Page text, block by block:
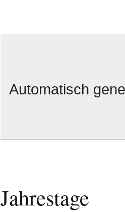
Automatisch
Jahrestage